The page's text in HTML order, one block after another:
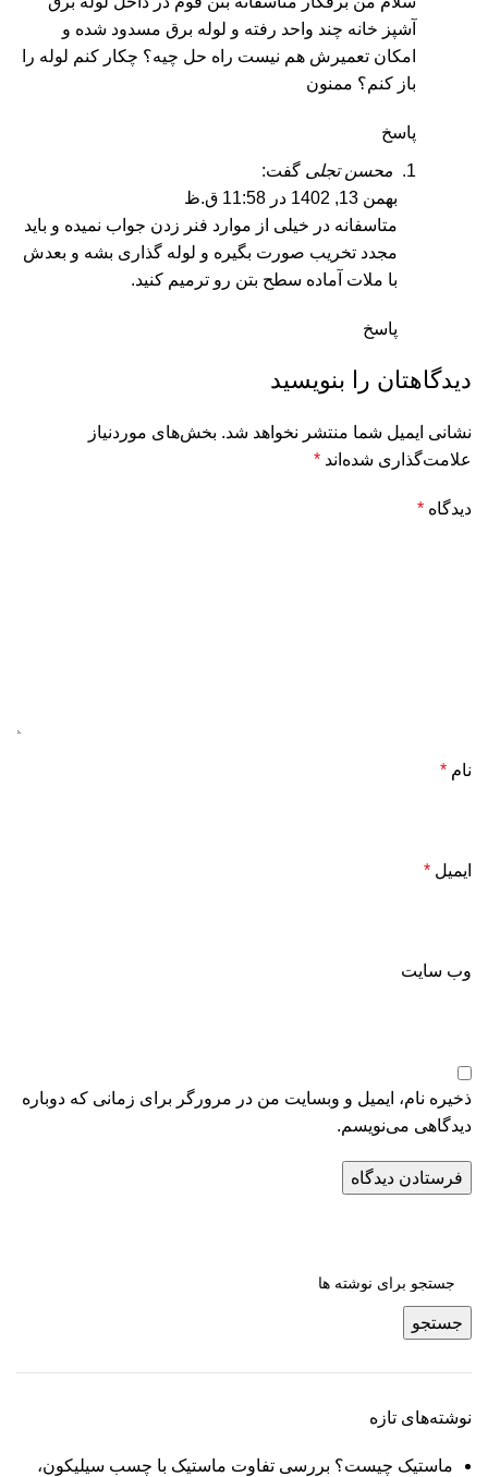
آشپز خانه چند واحد رفته و لوله برق مسدود شده و
امکان تعمیرش هم نیست راه حل چیه؟ چکار کنم لوله را
باز کنم؟ ممنون
پاسخ
محسن تجلی گفت:
بهمن 13, 1402 در 11:58 ق.ظ
متاسفانه در خیلی از موارد فنر زدن جواب نمیده و باید
مجدد تخریب صورت بگیره و لوله گذاری بشه و بعدش
با ملات آماده سطح بتن رو ترمیم کنید.
پاسخ
دیدگاهتان را بنویسید
نشانی ایمیل شما منتشر نخواهد شد. بخش‌های موردنیاز
علامت‌گذاری شده‌اند *
دیدگاه *
نام *
ایمیل *
وب‌ سایت
ذخیره نام، ایمیل و وبسایت من در مرورگر برای زمانی که دوباره
دیدگاهی می‌نویسم.
جستجو
نوشته‌های تازه
ماستیک چیست؟ بررسی تفاوت ماستیک با چسب سیلیکون،